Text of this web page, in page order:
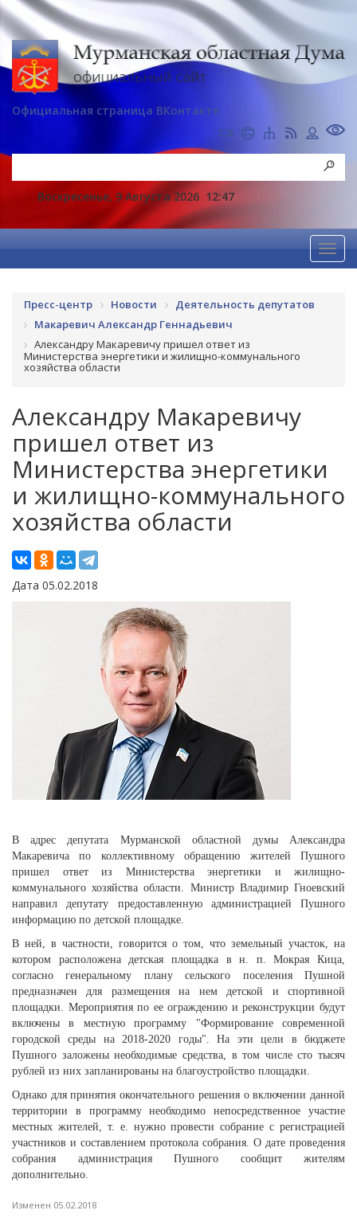
Официальная страница ВКонтакте
Воскресенье, 9 Августа 2026 12:47
Пресс-центр Новости
Деятельность депутатов
Макаревич Александр Геннадьевич
Александру Макаревичу пришел ответ из
Министерства энергетики и жилищно-коммунального
хозяйства области
Александру Макаревичу
пришел ответ из
Министерства энергетики
и жилищно-коммунального
хозяйства области
Дата 05.02.2018
В адрес депутата Мурманской областной думы Александра
Макаревича по коллективному обращению жителей Пушного
пришел ответ из Министерства энергетики и жилищно-
коммунального хозяйства области. Министр Владимир Гноевский
направил депутату предоставленную администрацией Пушного
информацию по детской площадке.
В ней, в частности, говорится о том, что земельный участок, на
котором расположена детская площадка в н. п. Мокрая Кица,
согласно генеральному плану сельского поселения Пушной
предназначен для размещения на нем детской и спортивной
площадки. Мероприятия по ее ограждению и реконструкции будут
включены в местную программу "Формирование современной
городской среды на 2018-2020 годы". На эти цели в бюджете
Пушного заложены необходимые средства, в том числе сто тысяч
рублей из них запланированы на благоустройство площадки.
Однако для принятия окончательного решения о включении данной
территории в программу необходимо непосредственное участие
местных жителей, т. е. нужно провести собрание с регистрацией
участников и составлением протокола собрания. О дате проведения
собрания администрация Пушного сообщит жителям
дополнительно.
Изменен 05.02.2018